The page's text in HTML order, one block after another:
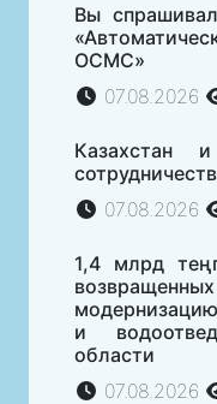
Вы
ОСМС»
07.08.2026
Казахстан
07.08.2026
1,4 млрд
и
области
07.08.2026